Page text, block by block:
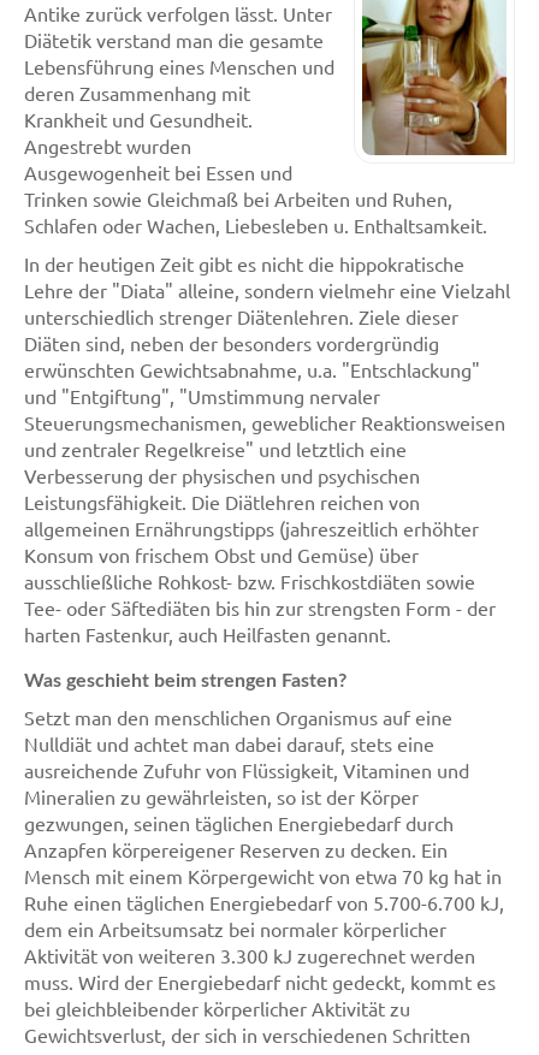
Antike zurück verfolgen lässt. Unter
Diätetik verstand man die gesamte
Lebensführung eines Menschen und
deren Zusammenhang mit
Krankheit und Gesundheit.
Angestrebt wurden
Ausgewogenheit bei Essen und
Trinken sowie Gleichmaß bei Arbeiten und Ruhen,
Schlafen oder Wachen, Liebesleben u. Enthaltsamkeit.
In der heutigen Zeit gibt es nicht die hippokratische
Lehre der "Diata" alleine, sondern vielmehr eine Vielzahl
unterschiedlich strenger Diätenlehren. Ziele dieser
Diäten sind, neben der besonders vordergründig
erwünschten Gewichtsabnahme, u.a. "Entschlackung"
und "Entgiftung", "Umstimmung nervaler
Steuerungsmechanismen, geweblicher Reaktionsweisen
und zentraler Regelkreise" und letztlich eine
Verbesserung der physischen und psychischen
Leistungsfähigkeit. Die Diätlehren reichen von
allgemeinen Ernährungstipps (jahreszeitlich erhöhter
Konsum von frischem Obst und Gemüse) über
ausschließliche Rohkost- bzw. Frischkostdiäten sowie
Tee- oder Säftediäten bis hin zur strengsten Form - der
harten Fastenkur, auch Heilfasten genannt.
Was geschieht beim strengen Fasten?
Setzt man den menschlichen Organismus auf eine
Nulldiät und achtet man dabei darauf, stets eine
ausreichende Zufuhr von Flüssigkeit, Vitaminen und
Mineralien zu gewährleisten, so ist der Körper
gezwungen, seinen täglichen Energiebedarf durch
Anzapfen körpereigener Reserven zu decken. Ein
Mensch mit einem Körpergewicht von etwa 70 kg hat in
Ruhe einen täglichen Energiebedarf von 5.700-6.700 kJ,
dem ein Arbeitsumsatz bei normaler körperlicher
Aktivität von weiteren 3.300 kJ zugerechnet werden
muss. Wird der Energiebedarf nicht gedeckt, kommt es
bei gleichbleibender körperlicher Aktivität zu
Gewichtsverlust, der sich in verschiedenen Schritten